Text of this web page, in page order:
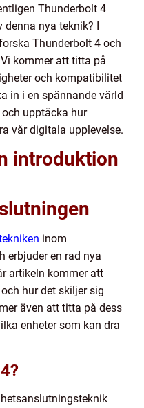
Thunderbolt 4
nya teknik? I
Thunderbolt 4 och
kommer att titta på
och kompatibilitet
in i en spännande värld
upptäcka hur
vår digitala upplevelse.
introduktion
inom
erbjuder en rad nya
artikeln kommer att
hur det skiljer sig
även att titta på dess
enheter som kan dra